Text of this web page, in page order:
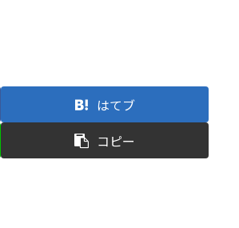
はてブ
コピー